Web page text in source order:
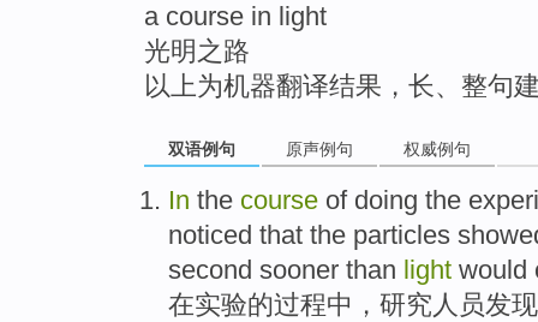
a course in light
光明之路
以上为机器翻译结果，长、整句
双语例句 原声例句 权威例句
In the course of doing the
noticed that the particles
second sooner than light would
在实验的过程中， 研究人员发现